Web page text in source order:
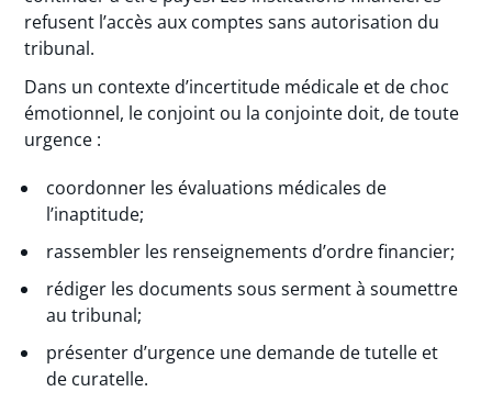
refusent l’accès aux comptes sans autorisation du
tribunal.
Dans un contexte d’incertitude médicale et de choc
émotionnel, le conjoint ou la conjointe doit, de toute
urgence :
coordonner les évaluations médicales de
l’inaptitude;
rassembler les renseignements d’ordre financier;
rédiger les documents sous serment à soumettre
au tribunal;
présenter d’urgence une demande de tutelle et
de curatelle.